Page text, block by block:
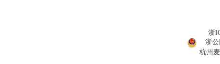
浙
浙公
杭州